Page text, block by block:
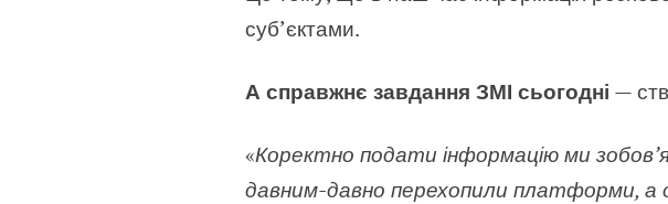
суб’єктами.
А справжнє завдання ЗМІ сьогодні —
«Коректно подати інформацію ми
давним-давно перехопили платформи, а